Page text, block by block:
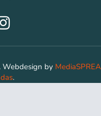
Webdesign by MediaSPREA
.